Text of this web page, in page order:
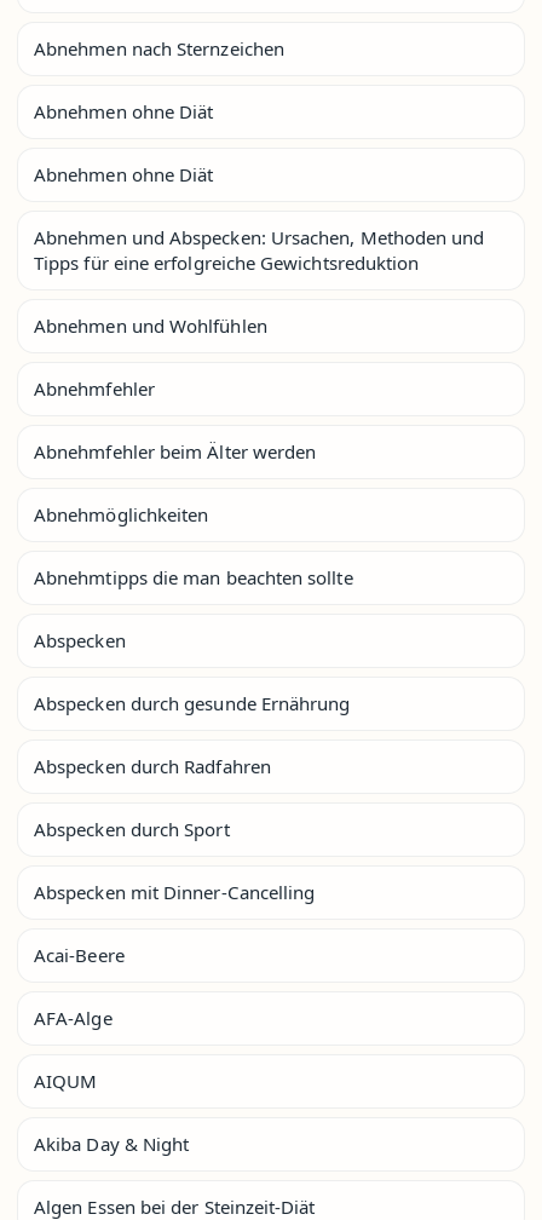
Abnehmen nach Sternzeichen
Abnehmen ohne Diät
Abnehmen ohne Diät
Abnehmen und Abspecken: Ursachen, Methoden und
Tipps für eine erfolgreiche Gewichtsreduktion
Abnehmen und Wohlfühlen
Abnehmfehler
Abnehmfehler beim Älter werden
Abnehmöglichkeiten
Abnehmtipps die man beachten sollte
Abspecken
Abspecken durch gesunde Ernährung
Abspecken durch Radfahren
Abspecken durch Sport
Abspecken mit Dinner-Cancelling
Acai-Beere
AFA-Alge
AIQUM
Akiba Day & Night
Algen Essen bei der Steinzeit-Diät